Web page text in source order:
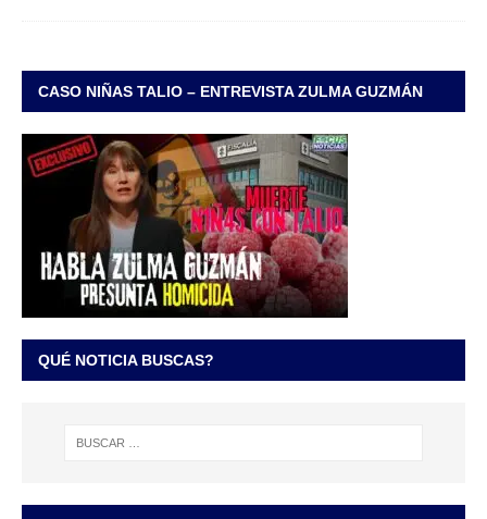
CASO NIÑAS TALIO – ENTREVISTA ZULMA GUZMÁN
QUÉ NOTICIA BUSCAS?